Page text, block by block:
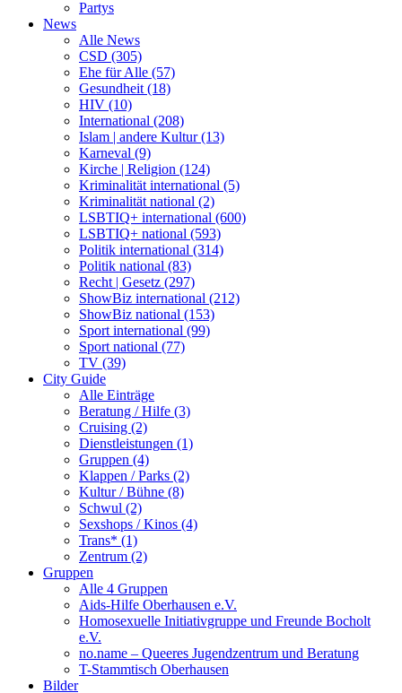
Partys
News
Alle News
CSD (305)
Ehe für Alle (57)
Gesundheit (18)
HIV (10)
International (208)
Islam | andere Kultur (13)
Karneval (9)
Kirche | Religion (124)
Kriminalität international (5)
Kriminalität national (2)
LSBTIQ+ international (600)
LSBTIQ+ national (593)
Politik international (314)
Politik national (83)
Recht | Gesetz (297)
ShowBiz international (212)
ShowBiz national (153)
Sport international (99)
Sport national (77)
TV (39)
City Guide
Alle Einträge
Beratung / Hilfe (3)
Cruising (2)
Dienstleistungen (1)
Gruppen (4)
Klappen / Parks (2)
Kultur / Bühne (8)
Schwul (2)
Sexshops / Kinos (4)
Trans* (1)
Zentrum (2)
Gruppen
Alle 4 Gruppen
Aids-Hilfe Oberhausen e.V.
Homosexuelle Initiativgruppe und Freunde Bocholt
e.V.
no.name – Queeres Jugendzentrum und Beratung
T-Stammtisch Oberhausen
Bilder